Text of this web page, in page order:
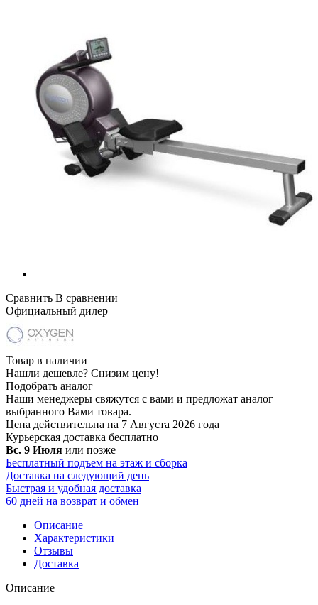
Сравнить В сравнении
Официальный дилер
Товар в наличии
Нашли дешевле? Снизим цену!
Подобрать аналог
Наши менеджеры свяжутся с вами и предложат аналог
выбранного Вами товара.
Цена действительна на 7 Августа 2026 года
Курьерская доставка бесплатно
Вс. 9 Июля или позже
Бесплатный подъем на этаж и сборка
Доставка на следующий день
Быстрая и удобная доставка
60 дней на возврат и обмен
Описание
Характеристики
Отзывы
Доставка
Описание